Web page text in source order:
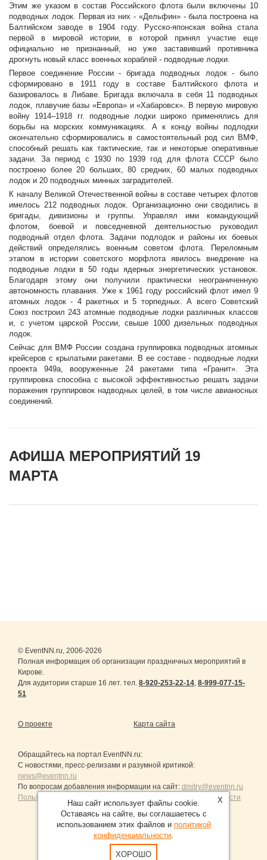
Этим же указом в состав Российского флота были включены 10
подводных лодок. Первая из них - «Дельфин» - была построена на
Балтийском заводе в 1904 году. Русско-японская война стала
первой в мировой истории, в которой принял участие еще
официально не признанный, но уже заставивший противника
дрогнуть новый класс военных кораблей - подводные лодки.
Первое соединение России - бригада подводных лодок - было
сформировано в 1911 году в составе Балтийского флота и
базировалось в Либаве. Бригада включала в себя 11 подводных
лодок, плавучие базы «Европа» и «Хабаровск». В первую мировую
войну 1914–1918 гг. подводные лодки широко применялись для
борьбы на морских коммуникациях. А к концу войны подлодки
окончательно сформировались в самостоятельный род сил ВМФ,
способный решать как тактические, так и некоторые оперативные
задачи. За период с 1930 по 1939 год для флота СССР было
построено более 20 больших, 80 средних, 60 малых подводных
лодок и 20 подводных минных заградителей.
К началу Великой Отечественной войны в составе четырех флотов
имелось 212 подводных лодок. Организационно они сводились в
бригады, дивизионы и группы. Управлял ими командующий
флотом, боевой и повседневной деятельностью руководил
подводный отдел флота. Задачи подлодок и районы их боевых
действий определялись военным советом флота. Переломным
этапом в истории советского морфлота явилось внедрение на
подводные лодки в 50 годы ядерных энергетических установок.
Благодаря этому они получили практически неограниченную
автономность плавания. Уже к 1961 году российский флот имел 9
атомных лодок - 4 ракетных и 5 торпедных. А всего Советский
Союз построил 243 атомные подводные лодки различных классов
и, с учетом царской России, свыше 1000 дизельных подводных
лодок.
Сейчас для ВМФ России создана группировка подводных атомных
крейсеров с крылатыми ракетами. В ее составе - подводные лодки
проекта 949а, вооруженные 24 ракетами типа «Гранит». Эта
группировка способна с высокой эффективностью решать задачи
поражения группировок надводных целей, в том числе авианосных
соединений.
АФИША МЕРОПРИЯТИЙ 19
МАРТА
© EventNN.ru, 2006-2026
Полная информация об организации праздничных мероприятий в
Кирове.
Для аудитории старше 16 лет. тел. 8-920-253-22-14, 8-999-077-15-
51
О проекте Карта сайта
Обращайтесь на портал EventNN.ru:
С новостями, пресс-релизами и разумной критикой:
news@eventnn.ru
По вопросам добавления информации на сайт: dmitry@eventnn.ru
Пользовательское Соглашение и политика конфиденциальности
Продвижение сайтов Санкт-Петербург
X
Наш сайт использует файлы cookie.
Оставаясь на сайте, вы соглашаетесь с
использованием этих файлов и политикой
конфиденциальности.
ХОРОШО